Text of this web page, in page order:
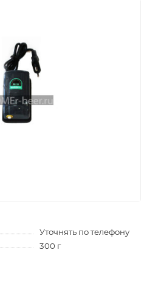
Уточнять по телефону
300 г